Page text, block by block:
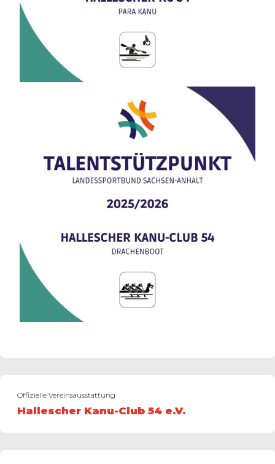
Offizielle Vereinsausstattung
Hallescher Kanu-Club 54 e.V.